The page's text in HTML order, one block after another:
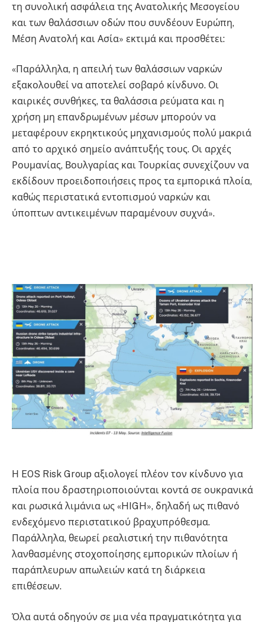
τη συνολική ασφάλεια της Ανατολικής Μεσογείου
και των θαλάσσιων οδών που συνδέουν Ευρώπη,
Μέση Ανατολή και Ασία» εκτιμά και προσθέτει:
«Παράλληλα, η απειλή των θαλάσσιων ναρκών
εξακολουθεί να αποτελεί σοβαρό κίνδυνο. Οι
καιρικές συνθήκες, τα θαλάσσια ρεύματα και η
χρήση μη επανδρωμένων μέσων μπορούν να
μεταφέρουν εκρηκτικούς μηχανισμούς πολύ μακριά
από το αρχικό σημείο ανάπτυξής τους. Οι αρχές
Ρουμανίας, Βουλγαρίας και Τουρκίας συνεχίζουν να
εκδίδουν προειδοποιήσεις προς τα εμπορικά πλοία,
καθώς περιστατικά εντοπισμού ναρκών και
ύποπτων αντικειμένων παραμένουν συχνά».
Η EOS Risk Group αξιολογεί πλέον τον κίνδυνο για
πλοία που δραστηριοποιούνται κοντά σε ουκρανικά
και ρωσικά λιμάνια ως «HIGH», δηλαδή ως πιθανό
ενδεχόμενο περιστατικού βραχυπρόθεσμα.
Παράλληλα, θεωρεί ρεαλιστική την πιθανότητα
λανθασμένης στοχοποίησης εμπορικών πλοίων ή
παράπλευρων απωλειών κατά τη διάρκεια
επιθέσεων.
Όλα αυτά οδηγούν σε μια νέα πραγματικότητα για